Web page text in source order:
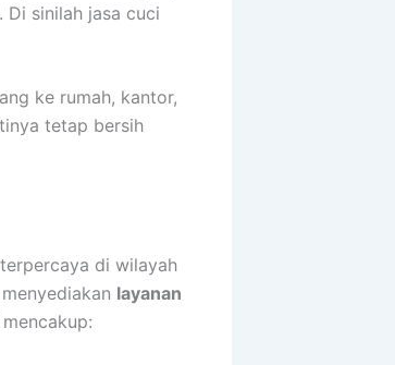
sinilah jasa cuci
ke rumah, kantor,
tetap bersih
di wilayah
layanan